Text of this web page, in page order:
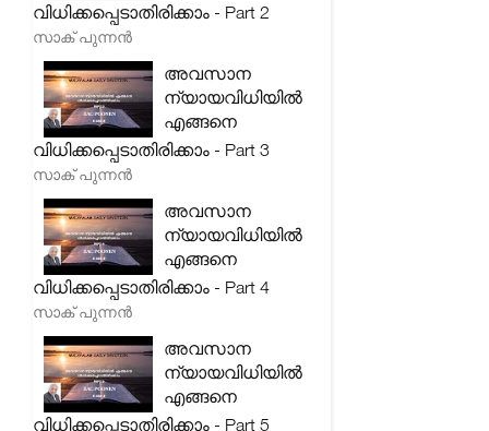
വിധിക്കപ്പെടാതിരിക്കാം - Part 2
സാക് പുന്നൻ
അവസാന
ന്യായവിധിയിൽ
എങ്ങനെ
വിധിക്കപ്പെടാതിരിക്കാം - Part 3
സാക് പുന്നൻ
അവസാന
ന്യായവിധിയിൽ
എങ്ങനെ
വിധിക്കപ്പെടാതിരിക്കാം - Part 4
സാക് പുന്നൻ
അവസാന
ന്യായവിധിയിൽ
എങ്ങനെ
വിധിക്കപ്പെടാതിരിക്കാം - Part 5